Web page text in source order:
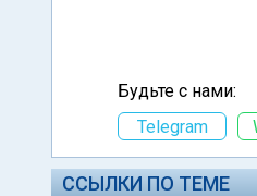
Будьте с нами:
Telegram
ССЫЛКИ ПО ТЕМЕ